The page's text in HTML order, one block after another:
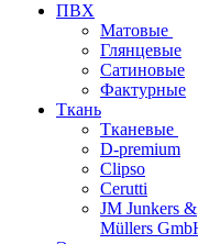
ПВХ
Матовые
Глянцевые
Сатиновые
Фактурные
Ткань
Тканевые
D-premium
Clipso
Cerutti
JM Junkers &
Müllers